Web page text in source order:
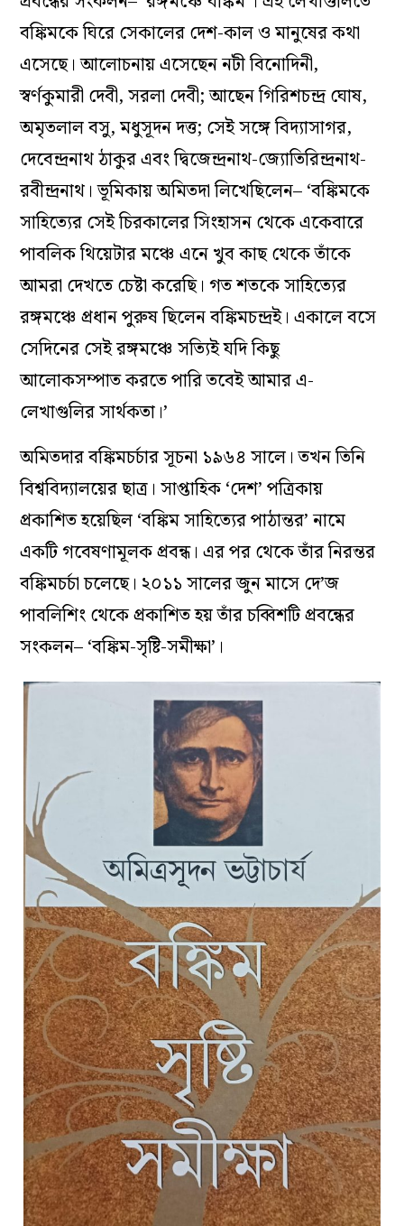
বঙ্কিমকে ঘিরে সেকালের দেশ-কাল ও মানুষের কথা
এসেছে। আলোচনায় এসেছেন নটী বিনোদিনী,
স্বর্ণকুমারী দেবী, সরলা দেবী; আছেন গিরিশচন্দ্র ঘোষ,
অমৃতলাল বসু, মধুসূদন দত্ত; সেই সঙ্গে বিদ্যাসাগর,
দেবেন্দ্রনাথ ঠাকুর এবং দ্বিজেন্দ্রনাথ-জ্যোতিরিন্দ্রনাথ-
রবীন্দ্রনাথ। ভূমিকায় অমিতদা লিখেছিলেন– ‘বঙ্কিমকে
সাহিত্যের সেই চিরকালের সিংহাসন থেকে একেবারে
পাবলিক থিয়েটার মঞ্চে এনে খুব কাছ থেকে তাঁকে
আমরা দেখতে চেষ্টা করেছি। গত শতকে সাহিত্যের
রঙ্গমঞ্চে প্রধান পুরুষ ছিলেন বঙ্কিমচন্দ্রই। একালে বসে
সেদিনের সেই রঙ্গমঞ্চে সত্যিই যদি কিছু
আলোকসম্পাত করতে পারি তবেই আমার এ-
লেখাগুলির সার্থকতা।’
অমিতদার বঙ্কিমচর্চার সূচনা ১৯৬৪ সালে। তখন তিনি
বিশ্ববিদ্যালয়ের ছাত্র। সাপ্তাহিক ‘দেশ’ পত্রিকায়
প্রকাশিত হয়েছিল ‘বঙ্কিম সাহিত্যের পাঠান্তর’ নামে
একটি গবেষণামূলক প্রবন্ধ। এর পর থেকে তাঁর নিরন্তর
বঙ্কিমচর্চা চলেছে। ২০১১ সালের জুন মাসে দে’জ
পাবলিশিং থেকে প্রকাশিত হয় তাঁর চব্বিশটি প্রবন্ধের
সংকলন– ‘বঙ্কিম-সৃষ্টি-সমীক্ষা’।